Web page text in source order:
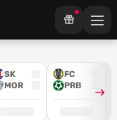
SK
MOR
FC
PRB